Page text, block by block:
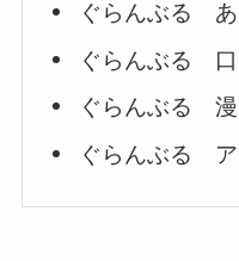
ぐらんぶる あ
ぐらんぶる 口
ぐらんぶる 漫
ぐらんぶる